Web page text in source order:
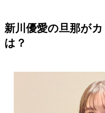
新川優愛の旦那が
は？